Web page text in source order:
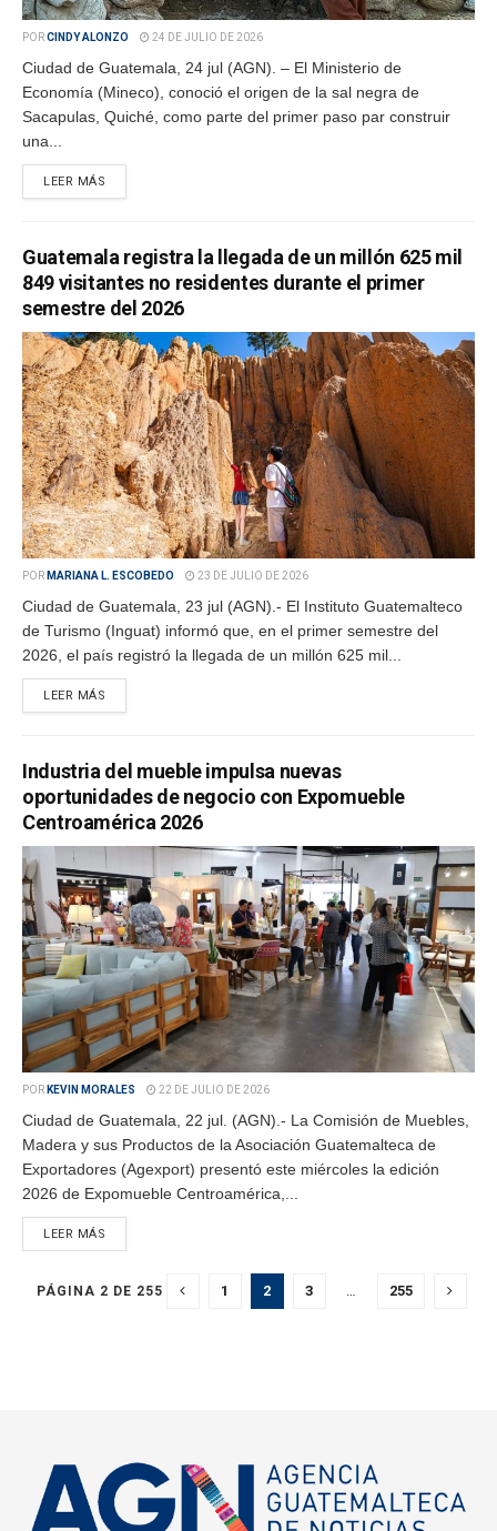
PORCINDY ALONZO 24 DE JULIO DE 2026
Ciudad de Guatemala, 24 jul (AGN). – El Ministerio de
Economía (Mineco), conoció el origen de la sal negra de
Sacapulas, Quiché, como parte del primer paso par construir
una...
LEER MÁS
Guatemala registra la llegada de un millón 625 mil
849 visitantes no residentes durante el primer
semestre del 2026
POR MARIANA L. ESCOBEDO 23 DE JULIO DE 2026
Ciudad de Guatemala, 23 jul (AGN).- El Instituto Guatemalteco
de Turismo (Inguat) informó que, en el primer semestre del
2026, el país registró la llegada de un millón 625 mil...
LEER MÁS
Industria del mueble impulsa nuevas
oportunidades de negocio con Expomueble
Centroamérica 2026
POR KEVIN MORALES 22 DE JULIO DE 2026
Ciudad de Guatemala, 22 jul. (AGN).- La Comisión de Muebles,
Madera y sus Productos de la Asociación Guatemalteca de
Exportadores (Agexport) presentó este miércoles la edición
2026 de Expomueble Centroamérica,...
LEER MÁS
PÁGINA 2 DE 255 1 2 3 … 255